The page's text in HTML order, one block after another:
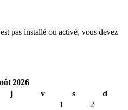
pas installé ou activé, vous devez
2026
j v s
d
1
2